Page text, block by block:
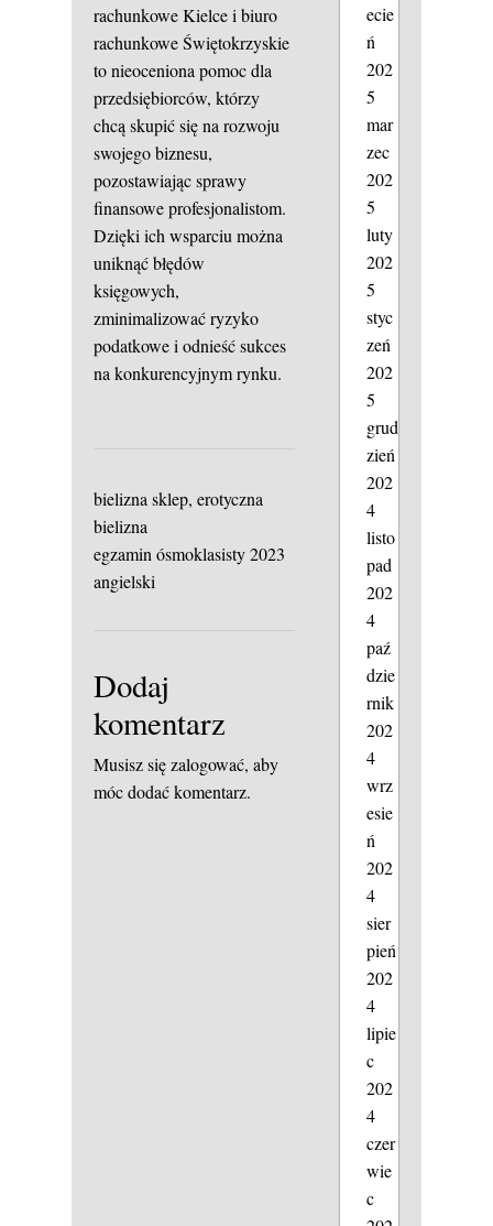
rachunkowe Kielce i biuro
rachunkowe Świętokrzyskie
to nieoceniona pomoc dla
przedsiębiorców, którzy
chcą skupić się na rozwoju
swojego biznesu,
pozostawiając sprawy
finansowe profesjonalistom.
Dzięki ich wsparciu można
uniknąć błędów
księgowych,
zminimalizować ryzyko
podatkowe i odnieść sukces
na konkurencyjnym rynku.
bielizna sklep, erotyczna
bielizna
egzamin ósmoklasisty 2023
angielski
Dodaj
komentarz
Musisz sięzalogować, aby
móc dodać komentarz.
ecie
ń
202
5
mar
zec
202
5
luty
202
5
styc
zeń
202
5
grud
zień
202
4
listo
pad
202
4
paź
dzie
rnik
202
4
wrz
esie
ń
202
4
sier
pień
202
4
lipie
c
202
4
czer
wie
c